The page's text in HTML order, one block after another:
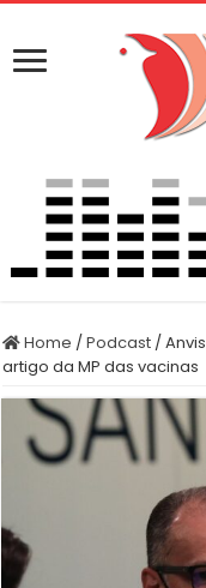
Home /Podcast /
artigo da MP das vacinas